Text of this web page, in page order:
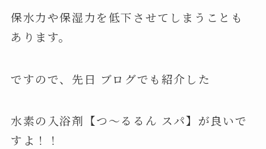
保水力や保湿力を低下させてしまうことも
あります。
ですので、先日 ブログでも紹介した
水素の入浴剤【つ～るるん スパ】が良いで
すよ！！